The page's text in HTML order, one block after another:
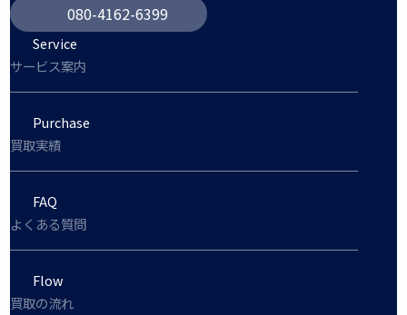
080-4162-6399
Service
サービス案内
Purchase
買取実績
FAQ
よくある質問
Flow
買取の流れ